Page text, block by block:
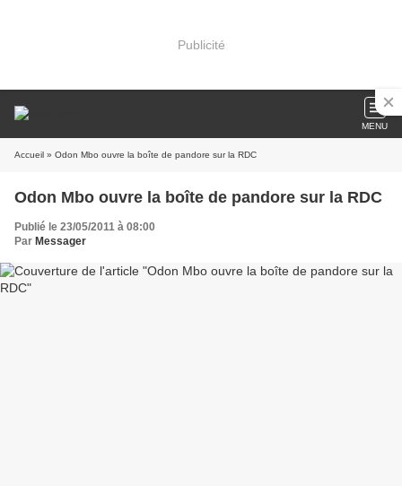
Publicité
MENU
Accueil » Odon Mbo ouvre la boîte de pandore sur la RDC
Odon Mbo ouvre la boîte de pandore sur la RDC
Publié le 23/05/2011 à 08:00
Par Messager